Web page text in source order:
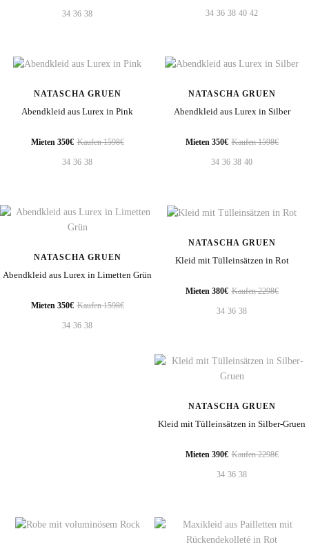
34 36 38 34 36 38 40 42
NATASCHA GRUEN
Abendkleid aus Lurex in Pink
Mieten 350€ Kaufen 1598€
34 36 38
NATASCHA GRUEN
Abendkleid aus Lurex in Silber
Mieten 350€ Kaufen 1598€
34 36 38 40
NATASCHA GRUEN
Abendkleid aus Lurex in Limetten Grün
Mieten 350€ Kaufen 1598€
34 36 38
NATASCHA GRUEN
Kleid mit Tülleinsätzen in Rot
Mieten 380€ Kaufen 2298€
34 36 38
NATASCHA GRUEN
Kleid mit Tülleinsätzen in Silber-Gruen
Mieten 390€ Kaufen 2298€
34 36 38